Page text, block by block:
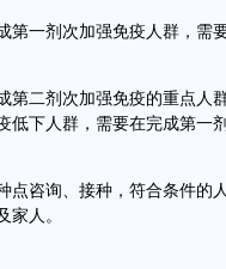
一剂次加强免疫人群，需
二剂次加强免疫的重点人
低下人群，需要在完成第一
咨询、接种，符合条件的
家人。